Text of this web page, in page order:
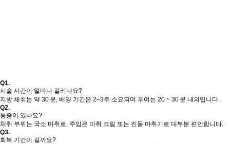
Q1.
시술 시간이 얼마나 걸리나요?
지방 채취는 약 30 분, 배양 기간은 2–3주 소요되며 투여는 20 ~ 30 분 내외입니다.
Q2.
통증이 있나요?
채취 부위는 국소 마취로, 주입은 마취 크림 또는 진동 마취기로 대부분 편안합니다.
Q3.
회복 기간이 길까요?